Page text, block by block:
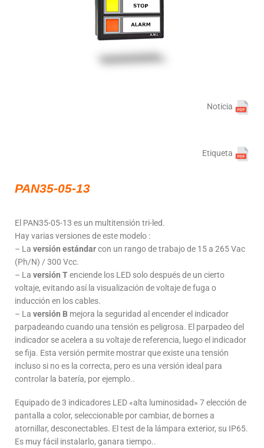
Noticia
Etiqueta
PAN35-05-13
El PAN35-05-13 es un multitensión tri-led.
Hay varias versiones de este modelo :
– La versión estándarcon un rango de trabajo de 15 a 265 Vac
(Ph/N) / 300 Vcc.
– La versión Tenciende los LED solo después de un cierto
voltaje, evitando así la visualización de voltaje de fuga o
inducción en los cables.
– La versión B mejora la seguridad al encender el indicador
parpadeando cuando una tensión es peligrosa. El parpadeo del
indicador se acelera a su voltaje de referencia, luego el indicador
se fija. Esta versión permite mostrar que existe una tensión
incluso si no es la correcta, pero es una versión ideal para
controlar la batería, por ejemplo..
Equipado de 3 indicadores LED «alta luminosidad» 7 elección de
pantalla a color, seleccionable por cambiar, de bornes a
atornillar, desconectables. El test de la lámpara exterior, su IP65.
Es muy fácil instalarlo, ganara tiempo..